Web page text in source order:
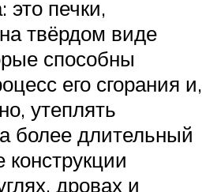
это печки,
твёрдом виде
способны
его сгорания и,
утеплять
более длительный
конструкции
дровах и